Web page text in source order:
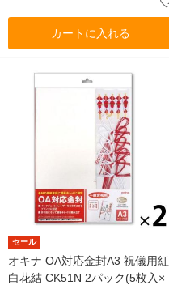
カートに入れる
セール
オキナ OA対応金封A3 祝儀用紅
白花結 CK51N 2パック(5枚入×